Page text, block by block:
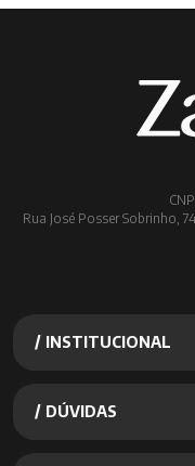
Rua José Posser Sobrinho,
/ INSTITUCIONAL
/ DÚVIDAS